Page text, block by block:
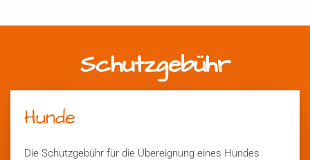
Schutzgebühr
Hunde
Die Schutzgebühr für die Übereignung eines Hundes